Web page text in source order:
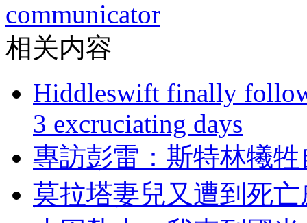
communicator
相关内容
Hiddleswift finally
3 excruciating days
專訪彭雷：斯特林
莫拉塔妻兒又遭到死